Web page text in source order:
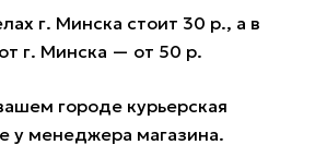
г. Минска стоит 30 р., а в
г. Минска — от 50 р.
городе курьерская
у менеджера магазина.